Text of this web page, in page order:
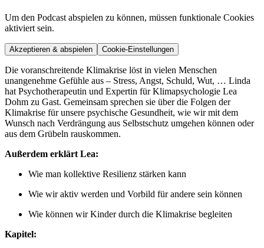
Um den Podcast abspielen zu können, müssen funktionale Cookies
aktiviert sein.
Akzeptieren & abspielen Cookie-Einstellungen
Die voranschreitende Klimakrise löst in vielen Menschen
unangenehme Gefühle aus – Stress, Angst, Schuld, Wut, … Linda
hat Psychotherapeutin und Expertin für Klimapsychologie Lea
Dohm zu Gast. Gemeinsam sprechen sie über die Folgen der
Klimakrise für unsere psychische Gesundheit, wie wir mit dem
Wunsch nach Verdrängung aus Selbstschutz umgehen können oder
aus dem Grübeln rauskommen.
Außerdem erklärt Lea:
Wie man kollektive Resilienz stärken kann
Wie wir aktiv werden und Vorbild für andere sein können
Wie können wir Kinder durch die Klimakrise begleiten
Kapitel: